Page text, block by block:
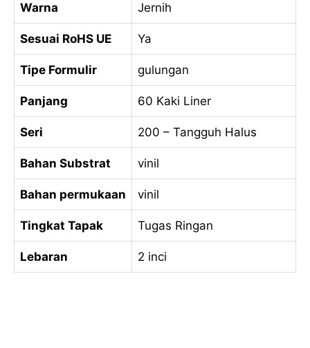
Warna Jernih
Sesuai RoHS UE Ya
Tipe Formulir gulungan
Panjang 60 Kaki Liner
Seri 200 – Tangguh Halus
Bahan Substrat vinil
Bahan permukaan vinil
Tingkat Tapak Tugas Ringan
Lebaran 2 inci